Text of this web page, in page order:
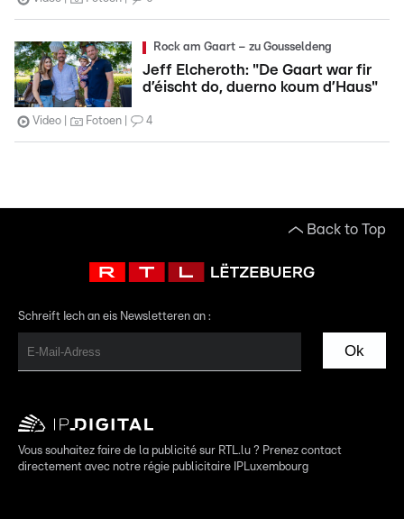
Rock am Gaart – zu Gousseldeng
Jeff Elcheroth: "De Gaart war fir
d’éischt do, duerno koum d’Haus"
Video Fotoen 4
Back to Top
Schreift Iech an eis Newsletteren an :
Ok
Vous souhaitez faire de la publicité sur RTL.lu ? Prenez contact
directement avec notre régie publicitaire IPLuxembourg